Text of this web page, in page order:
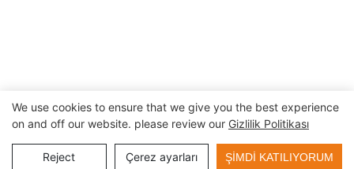
We use cookies to ensure that we give you the best experience
on and off our website. please review our Gizlilik Politikası
Reject Çerez ayarları ŞIMDI KATILIYORUM